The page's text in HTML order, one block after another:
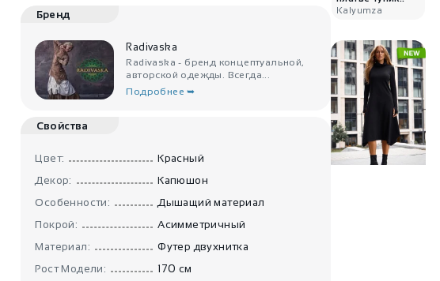
Бренд
Radivaska
Radivaska - бренд концептуальной,
авторской одежды. Всегда...
Подробнее ➥
Свойства
Цвет:
Красный
Декор:
Капюшон
Особенности:
Дышащий материал
Покрой:
Асимметричный
Материал:
Футер двухнитка
Рост Модели:
170 см
Kalyumza